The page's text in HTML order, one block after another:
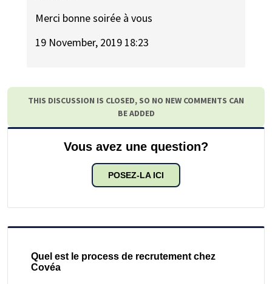
Merci bonne soirée à vous
19 November, 2019 18:23
THIS DISCUSSION IS CLOSED, SO NO NEW COMMENTS CAN
BE ADDED
Vous avez une question?
POSEZ-LA ICI
Quel est le process de recrutement chez
Covéa